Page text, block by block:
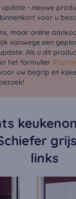
- nieuwe
voor u
maar online
vanwege een
Als u dit
het formulier
uw begrip en
links